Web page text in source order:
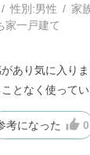
性別:男性 家
家一戸建て
あり気に入りま
となく使ってい
考になった 0